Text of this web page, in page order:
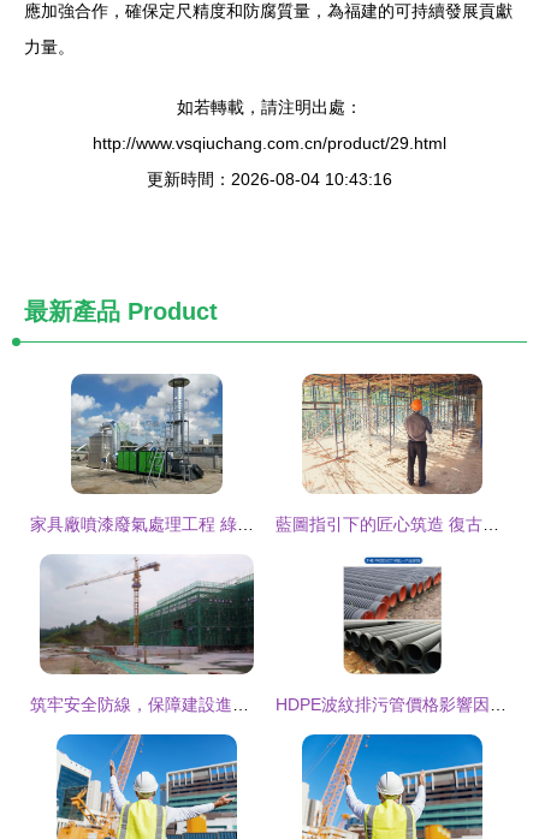
應加強合作，確保定尺精度和防腐質量，為福建的可持續發展貢獻
力量。
如若轉載，請注明出處：
http://www.vsqiuchang.com.cn/product/29.html
更新時間：2026-08-04 10:43:16
最新產品 Product